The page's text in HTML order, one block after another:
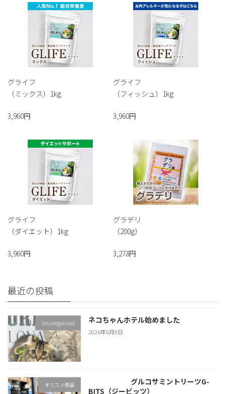
グライフ
（ミックス）1kg
3,960円
グライフ
（フィッシュ）1kg
3,960円
グライフ
（ダイエット）1kg
3,960円
グラデリ
（200g）
3,278円
最近の投稿
Uncategorized ネコちゃんホテル始めました
2026年6月8日
オススメ商品
グルコサミントリーツG-
BITS（ジービッツ）